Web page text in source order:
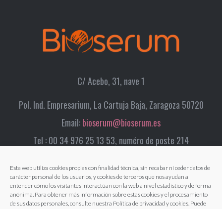
Esta web utiliza cookies propias con finalidad técnica, sin recabar ni ceder datos de
carácter personal de los usuarios, y cookies de terceros que nos ayudan a
entender cómo los visitantes interactúan con la web a nivel estadístico y de forma
anónima. Para obtener más información sobre estas cookies y el procesamiento
de sus datos personales, consulte nuestra Política de privacidad y cookies. Puede
C/ Acebo, 31, nave 1
Pol. Ind. Empresarium, La Cartuja Baja, Zaragoza 50720
Email:bioserum@bioserum.es
Tel : 00 34 976 25 13 53, numéro de poste 214